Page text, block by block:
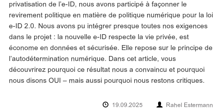
privatisation de l’e-ID, nous avons participé à façonner le
revirement politique en matière de politique numérique pour la loi
e-ID 2.0. Nous avons pu intégrer presque toutes nos exigences
dans le projet : la nouvelle e-ID respecte la vie privée, est
économe en données et sécurisée. Elle repose sur le principe de
l’autodétermination numérique. Dans cet article, vous
découvrirez pourquoi ce résultat nous a convaincu et pourquoi
nous disons OUI – mais aussi pourquoi nous restons critiques.
19.09.2025 Rahel Estermann